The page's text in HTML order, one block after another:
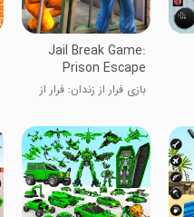
Jail Break Game:
Prison Escape
بازی فرار از زندان: فرار از